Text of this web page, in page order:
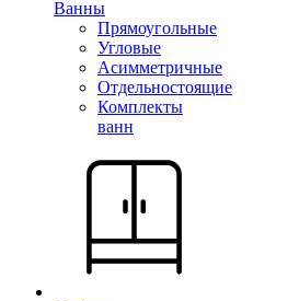
Ванны
Прямоугольные
Угловые
Асимметричные
Отдельностоящие
Комплекты
ванн